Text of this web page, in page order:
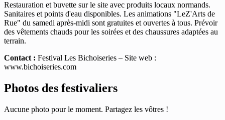
Restauration et buvette sur le site avec produits locaux normands.
Sanitaires et points d'eau disponibles. Les animations "LeZ'Arts de
Rue" du samedi après-midi sont gratuites et ouvertes à tous. Prévoir
des vêtements chauds pour les soirées et des chaussures adaptées au
terrain.
Contact : Festival Les Bichoiseries – Site web :
www.bichoiseries.com
Photos des festivaliers
Aucune photo pour le moment. Partagez les vôtres !